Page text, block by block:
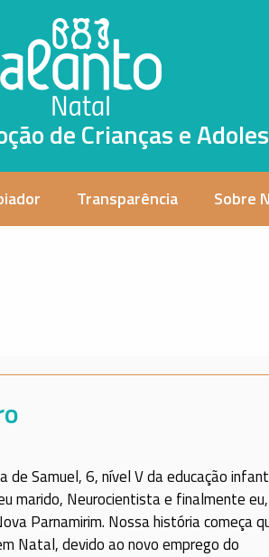
de Crianças e
Transparência Sobre
Samuel, 6, nível V da educação
marido, Neurocientista e finalmente
Parnamirim. Nossa história começa
Natal, devido ao novo emprego do